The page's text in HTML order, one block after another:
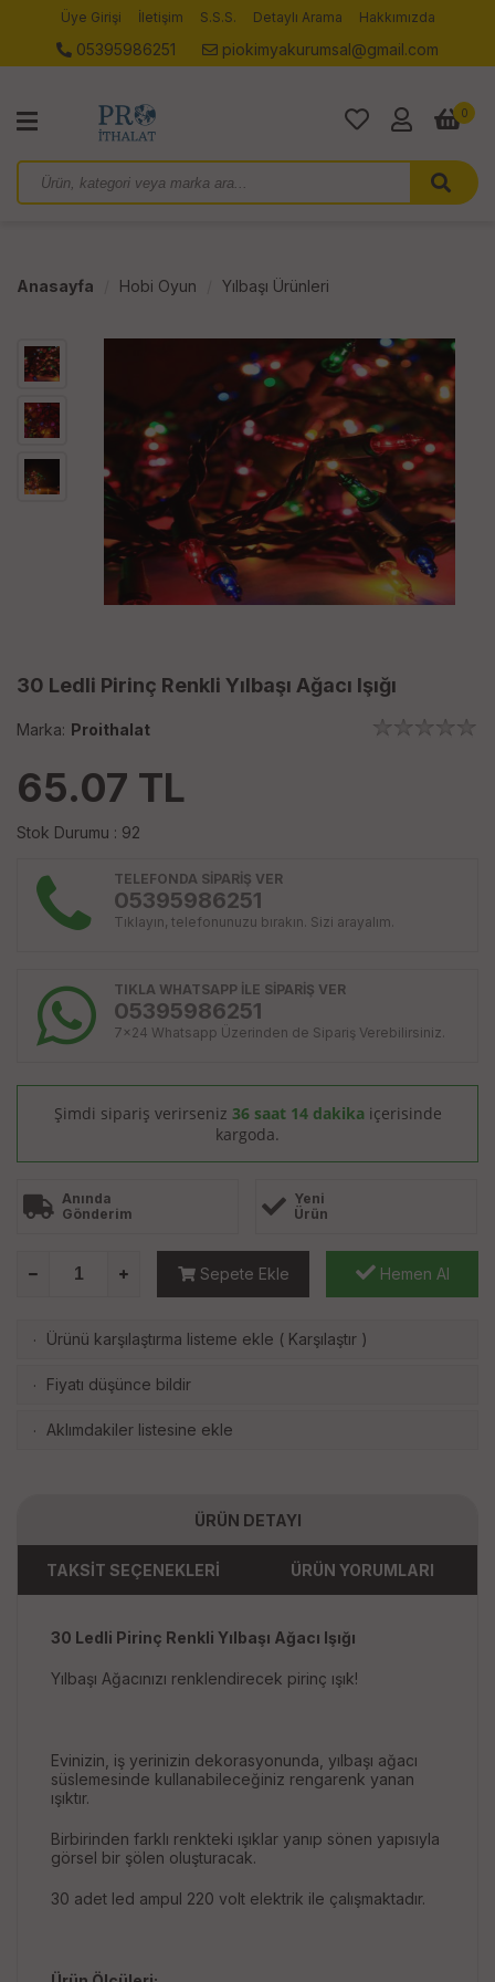
Üye Girişi İletişim S.S.S. Detaylı Arama Hakkımızda
05395986251 piokimyakurumsal@gmail.com
0
Anasayfa Hobi Oyun Yılbaşı Ürünleri
30 Ledli Pirinç Renkli Yılbaşı Ağacı Işığı
Marka: Proithalat
65.07 TL
Stok Durumu : 92
TELEFONDA SİPARİŞ VER
05395986251
Tıklayın, telefonunuzu bırakın. Sizi arayalım.
TIKLA WHATSAPP İLE SİPARİŞ VER
05395986251
7x24 Whatsapp Üzerinden de Sipariş Verebilirsiniz.
Şimdi sipariş verirseniz 36 saat 14 dakika içerisinde
kargoda.
Anında
Gönderim
Yeni
Ürün
Sepete Ekle Hemen Al
· Ürünü karşılaştırma listeme ekle ( Karşılaştır )
· Fiyatı düşünce bildir
· Aklımdakiler listesine ekle
ÜRÜN DETAYI
TAKSİT SEÇENEKLERİ ÜRÜN YORUMLARI
30 Ledli Pirinç Renkli Yılbaşı Ağacı Işığı
Yılbaşı Ağacınızı renklendirecek pirinç ışık!
Evinizin, iş yerinizin dekorasyonunda, yılbaşı ağacı
süslemesinde kullanabileceğiniz rengarenk yanan
ışıktır.
Birbirinden farklı renkteki ışıklar yanıp sönen yapısıyla
görsel bir şölen oluşturacak.
30 adet led ampul 220 volt elektrik ile çalışmaktadır.